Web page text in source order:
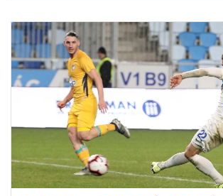
KLUB
GALÉRIA
SZURKOLÓI
AKKREDITÁCIÓ